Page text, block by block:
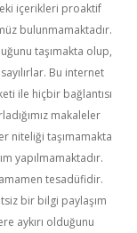
içerikleri proaktif
bulunmamaktadır.
taşımakta olup,
Bu internet
ile hiçbir bağlantısı
makaleler
niteliği taşımamakta
yapılmamaktadır.
tesadüfidir.
bir bilgi paylaşım
aykırı olduğunu